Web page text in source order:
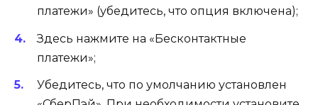
платежи» (убедитесь, что опция включена);
Здесь нажмите на «Бесконтактные
платежи»;
Убедитесь, что по умолчанию установлен